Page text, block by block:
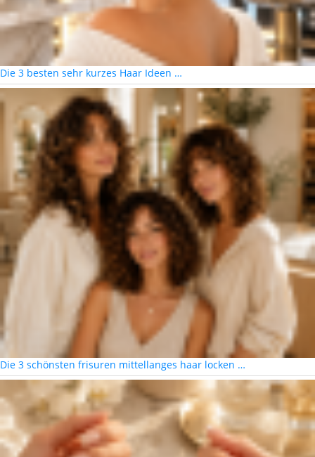
Die 3 besten sehr kurzes Haar Ideen …
Die 3 schönsten frisuren mittellanges haar locken …